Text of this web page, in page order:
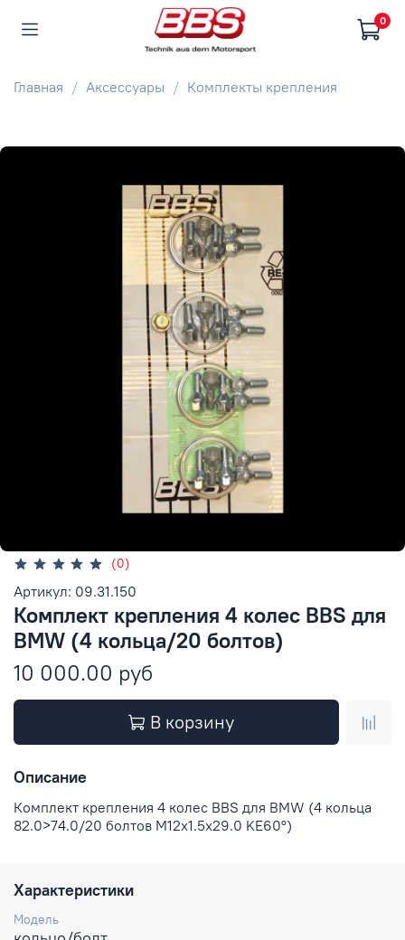
0
Главная Аксессуары Комплекты крепления
(0)
Артикул: 09.31.150
Комплект крепления 4 колес BBS для
BMW (4 кольца/20 болтов)
10 000.00 руб
В корзину
Описание
Комплект крепления 4 колес BBS для BMW (4 кольца
82.0>74.0/20 болтов M12x1.5x29.0 KE60°)
Характеристики
Модель